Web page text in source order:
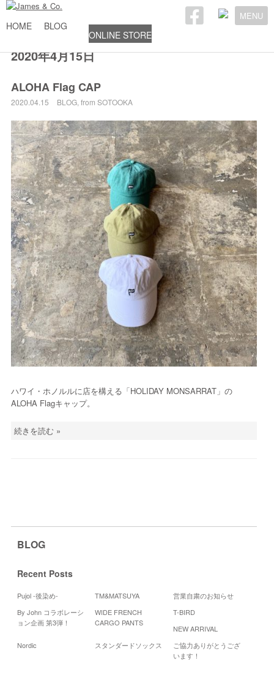
MENU
HOME BLOG
ONLINE STORE
2020年4月15日
ALOHA Flag CAP
2020.04.15 BLOG, from SOTOOKA
ハワイ・ホノルルに店を構える「HOLIDAY MONSARRAT」の
ALOHA Flagキャップ。
続きを読む »
BLOG
Recent Posts
Pujol -後染め- TM&MATSUYA
営業自粛のお知らせ
By John コラボレーシ
ョン企画 第3弾！
WIDE FRENCH
CARGO PANTS
T-BIRD
NEW ARRIVAL
Nordic
スタンダードソックス
ご協力ありがとうござ
います！